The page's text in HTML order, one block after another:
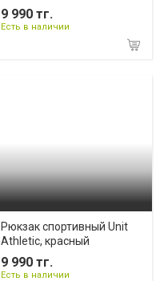
9 990 тг.
Есть в наличии
Рюкзак спортивный Unit
Athletic, красный
9 990 тг.
Есть в наличии